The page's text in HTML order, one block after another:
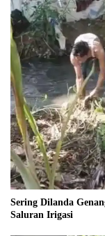
Sering Dilanda
Saluran Irigasi